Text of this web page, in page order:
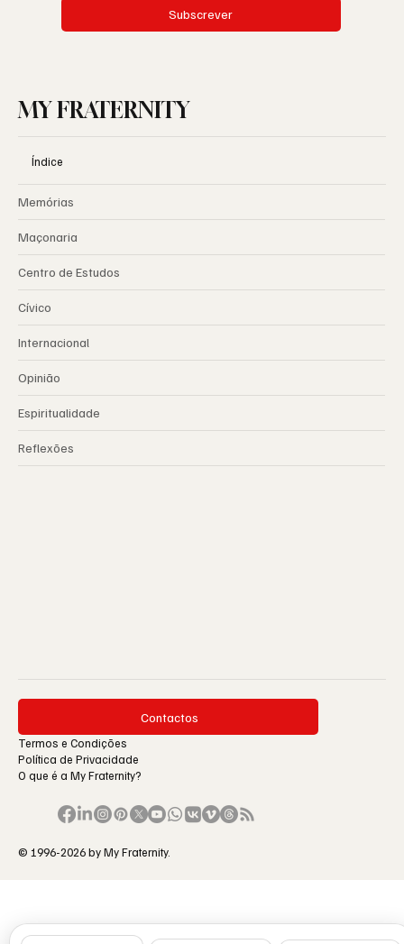
Subscrever
MY FRATERNITY
Índice
Memórias
Maçonaria
Centro de Estudos
Cívico
Internacional
Opinião
Espiritualidade
Reflexões
Contactos
Termos e Condições
Política de Privacidade
O que é a My Fraternity?
© 1996-2026 by My Fraternity.